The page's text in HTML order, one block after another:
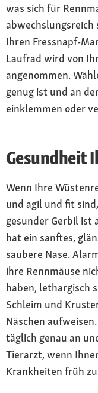
was sich für
abwechslungsreich
Ihren Fressnapf-
Laufrad wird von
angenommen.
genug ist und an
einklemmen oder
Gesundheit
Wenn Ihre
und agil und fit
gesunder Gerbil ist
hat ein sanftes,
saubere Nase.
ihre Rennmäuse
haben, lethargisch
Schleim und
Näschen
täglich genau an
Tierarzt, wenn
Krankheiten früh